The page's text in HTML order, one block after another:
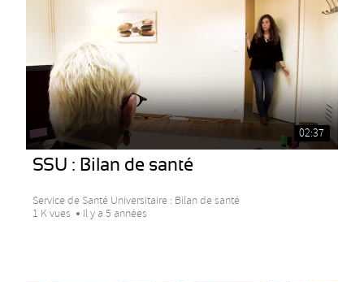
02:37
SSU : Bilan de santé
Service de Santé Universitaire : Bilan de santé
1 K vues
Il y a 5 années